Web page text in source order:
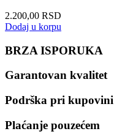
2.200,00 RSD
Dodaj u korpu
BRZA ISPORUKA
Garantovan kvalitet
Podrška pri kupovini
Plaćanje pouzećem